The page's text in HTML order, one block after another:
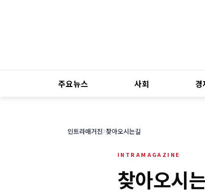
주요뉴스 사회 경
인트라매거진 찾아오시는길
찾아오시